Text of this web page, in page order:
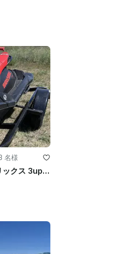
名様
2022 シードゥースパークトリックス 3upジェットスキー（モンタナ州ミズーラ）